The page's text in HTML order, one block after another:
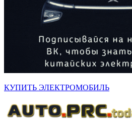
КУПИТЬ ЭЛЕКТРОМОБИЛЬ